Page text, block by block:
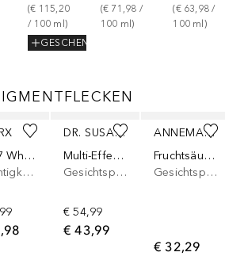
(€ 115,20
/ 100 ml )
GESCHENK
(€ 71,98 /
100 ml )
(€ 63,98 /
100 ml )
AHA7 Whitehead Power Liquid
Feuchtigkeitsserum
DR. SUSANNE VON SCHMIEDEBERG
Multi-Effect Enzyme
Gesichtspeeling
€ 54,99
€ 43,99
ANNEMARIE BÖRLIND
Fruchtsäure-Peeling
Gesichtspeeling
€ 32,29